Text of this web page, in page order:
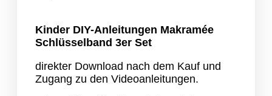
Kinder DIY-Anleitungen Makramée
Schlüsselband 3er Set
direkter Download nach dem Kauf und
Zugang zu den Videoanleitungen.